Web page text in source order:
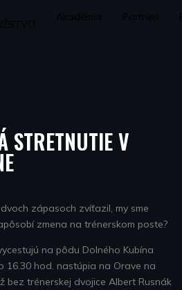
STRETNUTIE V
zápasoch zvíťazil, my sme
zmena na trénerskom poste?
na pôdu Dolného Kubína
16.30 hod. nastúpia na Orave na
bez trénerskej dvojice Albert Rusnák